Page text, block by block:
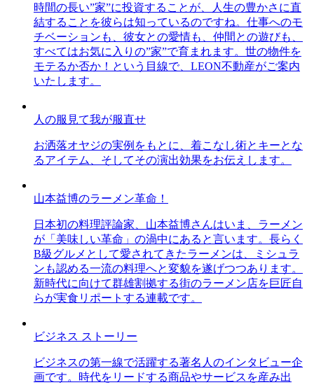
時間の長い”家”に投資することが、人生の豊かさに直
結することを彼らは知っているのですね。仕事へのモ
チベーションも、彼女との愛情も、仲間との遊びも、
すべてはお気に入りの”家”で育まれます。世の物件を
モテるか否か！という目線で、LEON不動産がご案内
いたします。
人の服見て我が服直せ
お洒落オヤジの実例をもとに、着こなし術とキーとな
るアイテム、そしてその演出効果をお伝えします。
山本益博のラーメン革命！
日本初の料理評論家、山本益博さんはいま、ラーメン
が「美味しい革命」の渦中にあると言います。長らく
B級グルメとして愛されてきたラーメンは、ミシュラ
ンも認める一流の料理へと変貌を遂げつつあります。
新時代に向けて群雄割拠する街のラーメン店を巨匠自
らが実食リポートする連載です。
ビジネス ストーリー
ビジネスの第一線で活躍する著名人のインタビュー企
画です。時代をリードする商品やサービスを産み出